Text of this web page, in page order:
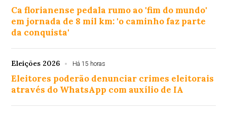
Ca florianense pedala rumo ao 'fim do mundo'
em jornada de 8 mil km: 'o caminho faz parte
da conquista'
Eleições 2026 Há 15 horas
Eleitores poderão denunciar crimes eleitorais
através do WhatsApp com auxílio de IA